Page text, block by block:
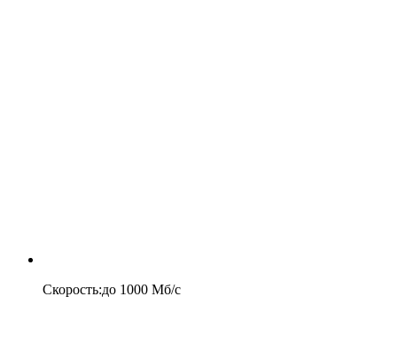
Скорость:до 1000 Мб/c